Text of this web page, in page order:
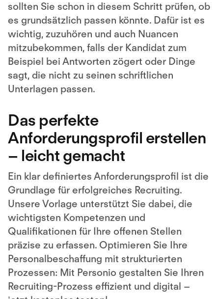
sollten Sie schon in diesem Schritt prüfen, ob
es grundsätzlich passen könnte. Dafür ist es
wichtig, zuzuhören und auch Nuancen
mitzubekommen, falls der Kandidat zum
Beispiel bei Antworten zögert oder Dinge
sagt, die nicht zu seinen schriftlichen
Unterlagen passen.
Das perfekte
Anforderungsprofil erstellen
– leicht gemacht
Ein klar definiertes Anforderungsprofil ist die
Grundlage für erfolgreiches Recruiting.
Unsere Vorlage unterstützt Sie dabei, die
wichtigsten Kompetenzen und
Qualifikationen für Ihre offenen Stellen
präzise zu erfassen. Optimieren Sie Ihre
Personalbeschaffung mit strukturierten
Prozessen: Mit Personio gestalten Sie Ihren
Recruiting-Prozess effizient und digital –